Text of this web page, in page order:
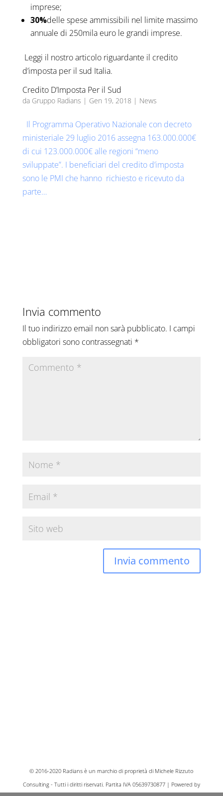
imprese;
30%delle spese ammissibili nel limite massimo
annuale di 250mila euro le grandi imprese.
Leggi il nostro articolo riguardante il credito
d’imposta per il sud Italia.
Credito D’Imposta Per il Sud
da Gruppo Radians | Gen 19, 2018 | News
Il Programma Operativo Nazionale con decreto
ministeriale 29 luglio 2016 assegna 163.000.000€
di cui 123.000.000€ alle regioni “meno
sviluppate”. I beneficiari del credito d’imposta
sono le PMI che hanno richiesto e ricevuto da
parte…
Invia commento
Il tuo indirizzo email non sarà pubblicato. I campi
obbligatori sono contrassegnati *
© 2016-2020 Radians è un marchio di proprietà di Michele Rizzuto
Consulting - Tutti i diritti riservati. Partita IVA 05639730877 | Powered by